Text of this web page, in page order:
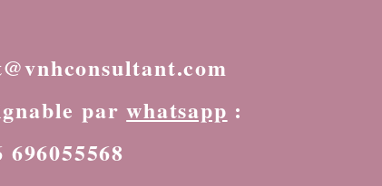
parwhatsapp :
696055568